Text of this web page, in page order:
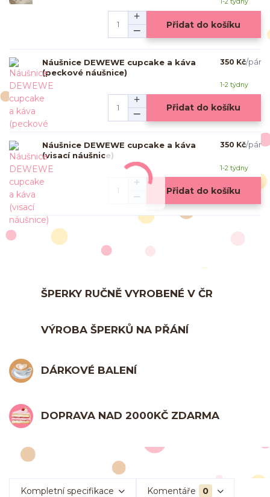
1-2 týdny
Přidat do košíku
Náušnice DEWEWE cupcake a káva
(peckové náušnice)
350 Kč/pár
1-2 týdny
Přidat do košíku
Náušnice DEWEWE cupcake a káva
(visací náušnice)
350 Kč/pár
1-2 týdny
Přidat do košíku
ŠPERKY RUČNĚ VYROBENÉ V ČR
VÝROBA ŠPERKŮ NA PŘÁNÍ
DÁRKOVÉ BALENÍ
DOPRAVA NAD 2000KČ ZDARMA
Kompletní specifikace Komentáře 0